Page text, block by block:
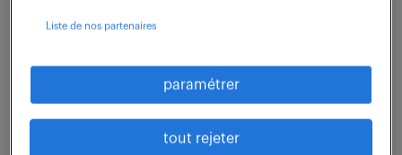
CDI 25 000 - 30 000 € / an
Rattaché au Responsable d'Exploitation, vos missions
Liste de nos partenaires
paramétrer
tout rejeter